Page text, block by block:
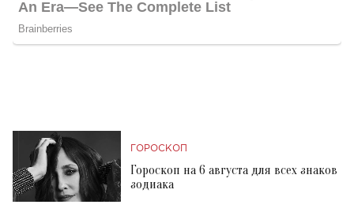
ГОРОСКОП
Гороскоп на 6 августа для всех знаков
зодиака